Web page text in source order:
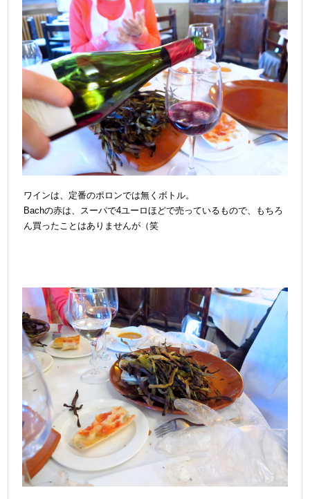
ワインは、定番のポロンでは無くボトル。
Bachの赤は、スーパで4ユーロほどで売っているもので、もちろ
ん買ったことはありませんが（笑